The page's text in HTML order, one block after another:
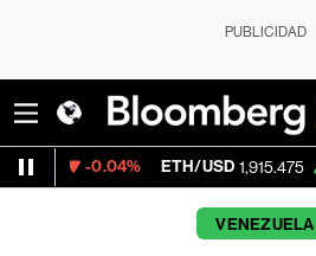
PUBLICIDAD
ETH/USD 1,915.475 +0.08%
VENEZUELA